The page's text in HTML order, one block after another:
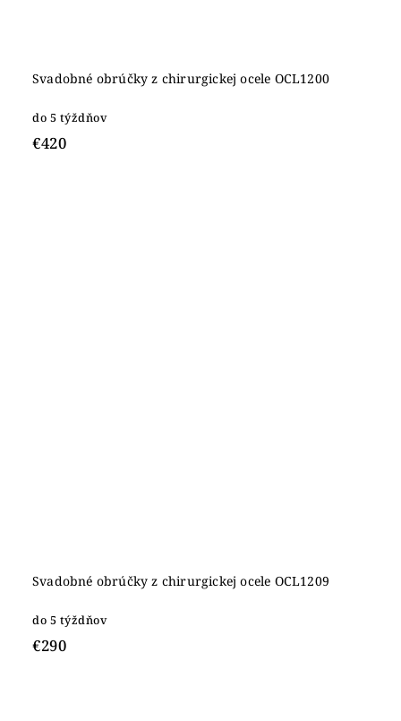
Svadobné obrúčky z chirurgickej ocele OCL1200
do 5 týždňov
€420
Svadobné obrúčky z chirurgickej ocele OCL1209
do 5 týždňov
€290